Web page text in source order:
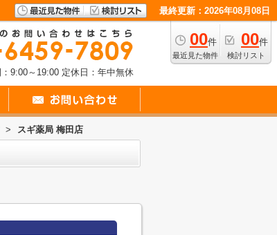
最終更新：2026年08月08日
00件
最近見た物件
00件
検討リスト
9:00～19:00 定休日：年中無休
> スギ薬局 梅田店